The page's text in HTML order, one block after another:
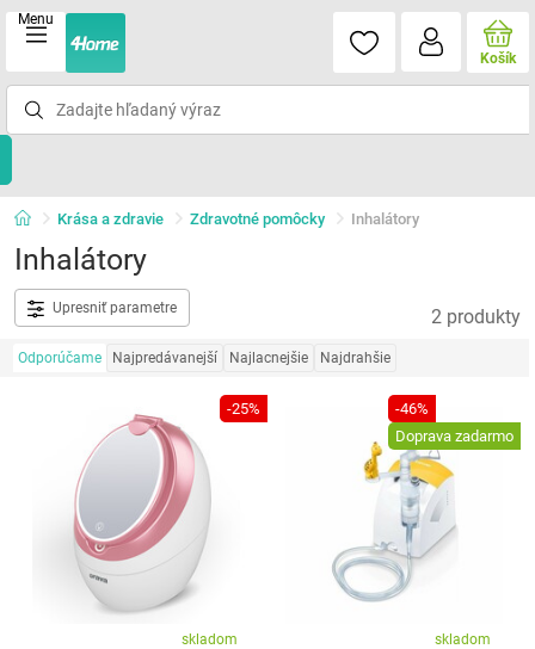
Menu
Košík
Krása a zdravie Zdravotné pomôcky Inhalátory
Inhalátory
Upresniť parametre 2 produkty
Odporúčame Najpredávanejší Najlacnejšie Najdrahšie
-25%
skladom
-46%
Doprava zadarmo
skladom